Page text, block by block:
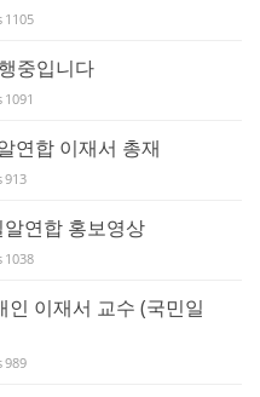
1105
중입니다
1091
연합 이재서 총재
913
연합 홍보영상
1038
이재서 교수 (국민일
989